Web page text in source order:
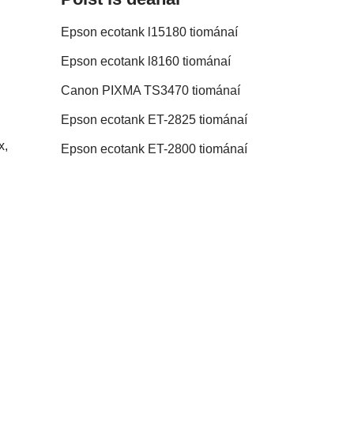
Epson ecotank l15180 tiománaí
Epson ecotank l8160 tiománaí
Canon PIXMA TS3470 tiománaí
Epson ecotank ET-2825 tiománaí
Epson ecotank ET-2800 tiománaí